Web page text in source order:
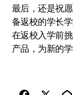
最后，还是祝
备返校的学长
在返校入学前
产品，为新的